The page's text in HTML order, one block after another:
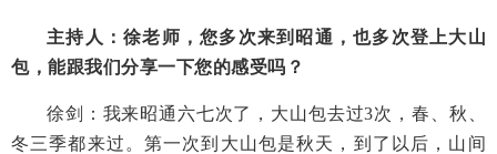
主持人：徐老师，您多次来到昭通，也多次登上大山
包，能跟我们分享一下您的感受吗？
徐剑：我来昭通六七次了，大山包去过3次，春、秋、
冬三季都来过。第一次到大山包是秋天，到了以后，山间